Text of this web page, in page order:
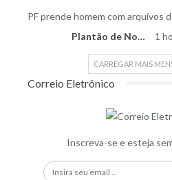
PF prende homem com arquivos
Plantão de Notícias
1
CARREGAR MAIS
Correio Eletrônico
Inscreva-se e esteja